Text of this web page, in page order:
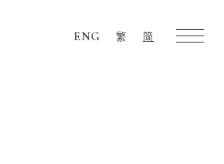
ENG 繁 简